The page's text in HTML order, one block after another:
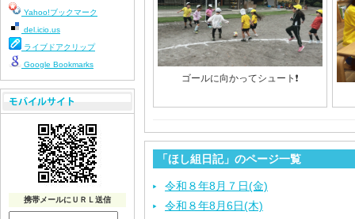
ゴールに向かってシュート❗️
「ほし組日記」のページ一覧
令和８年8月７日(金)
令和８年8月6日(木)
Yahoo!ブックマーク
del.icio.us
ライブドアクリップ
Google Bookmarks
携帯メールにＵＲＬ送信